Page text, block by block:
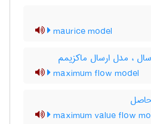
maurice model
، مدل ارسال ماکزیمم
maximum flow model
maximum value flow